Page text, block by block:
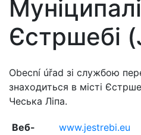
Єстршебі
Obecní úřad зі службою
знаходиться в місті
Чеська Ліпа.
Веб-
www.jestrebi.eu